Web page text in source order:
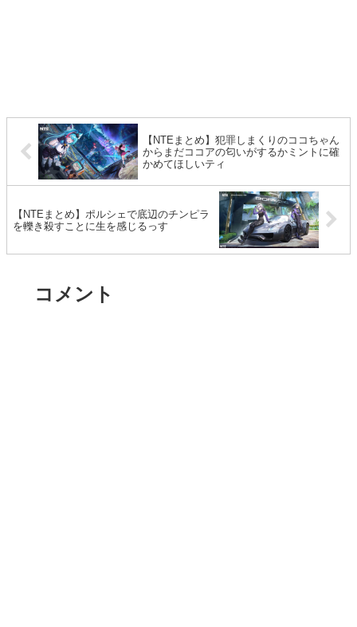
【NTEまとめ】犯罪しまくりのココちゃん
からまだココアの匂いがするかミントに確
かめてほしいティ
【NTEまとめ】ポルシェで底辺のチンピラ
を轢き殺すことに生を感じるっす
コメント